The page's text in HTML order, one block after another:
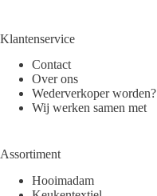
Klantenservice
Contact
Over ons
Wederverkoper worden?
Wij werken samen met
Assortiment
Hooimadam